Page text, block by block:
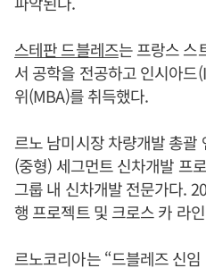
스테판 드블레즈는 프랑스 스
서 공학을 전공하고 인시아드
위(MBA)를 취득했다.
르노 남미시장 차량개발 총괄
(중형) 세그먼트 신차개발 프
그룹 내 신차개발 전문가다.
행 프로젝트 및 크로스 카 라
르노코리아는 “드블레즈 신